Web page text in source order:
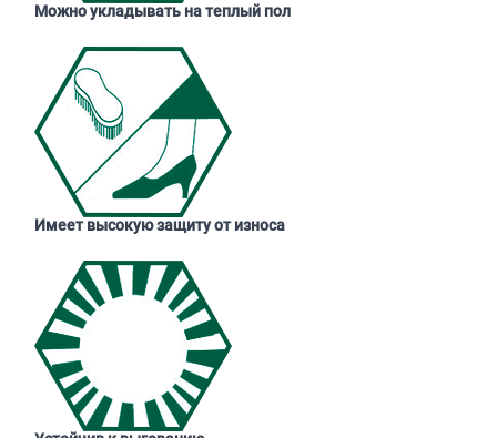
Можно укладывать на теплый пол
Имеет высокую защиту от износа